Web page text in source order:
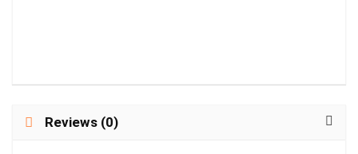
Reviews (0)